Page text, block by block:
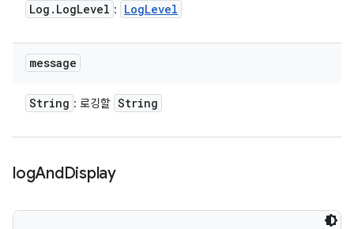
Log . LogLevel : LogLevel
message
String : 로깅할 String
logAndDisplay